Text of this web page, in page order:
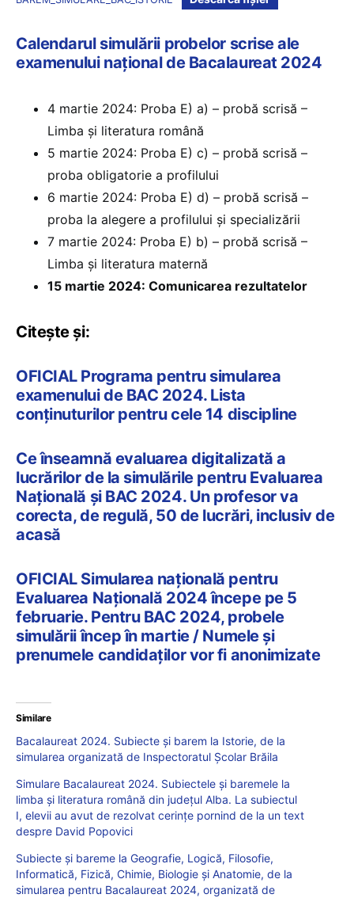
Calendarul simulării probelor scrise ale
examenului național de Bacalaureat 2024
4 martie 2024: Proba E) a) – probă scrisă –
Limba şi literatura română
5 martie 2024: Proba E) c) – probă scrisă –
proba obligatorie a profilului
6 martie 2024: Proba E) d) – probă scrisă –
proba la alegere a profilului şi specializării
7 martie 2024: Proba E) b) – probă scrisă –
Limba şi literatura maternă
15 martie 2024: Comunicarea rezultatelor
Citește și:
OFICIAL Programa pentru simularea
examenului de BAC 2024. Lista
conținuturilor pentru cele 14 discipline
Ce înseamnă evaluarea digitalizată a
lucrărilor de la simulările pentru Evaluarea
Națională și BAC 2024. Un profesor va
corecta, de regulă, 50 de lucrări, inclusiv de
acasă
OFICIAL Simularea națională pentru
Evaluarea Națională 2024 începe pe 5
februarie. Pentru BAC 2024, probele
simulării încep în martie / Numele și
prenumele candidaților vor fi anonimizate
Similare
Bacalaureat 2024. Subiecte și barem la Istorie, de la
simularea organizată de Inspectoratul Școlar Brăila
Simulare Bacalaureat 2024. Subiectele și baremele la
limba și literatura română din județul Alba. La subiectul
I, elevii au avut de rezolvat cerințe pornind de la un text
despre David Popovici
Subiecte și bareme la Geografie, Logică, Filosofie,
Informatică, Fizică, Chimie, Biologie și Anatomie, de la
simularea pentru Bacalaureat 2024, organizată de